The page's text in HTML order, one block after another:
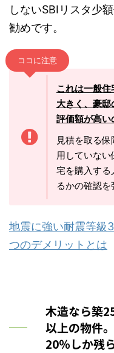
しないSBIリスタ少
勧めです。
ココに注意
これは一般住
大きく、豪
評価額が高い
見積を取る
用していな
宅を購入する
るかの確認を
地震に強い耐震等級
つのデメリットとは
木造なら築
以上の物件
20％しか残